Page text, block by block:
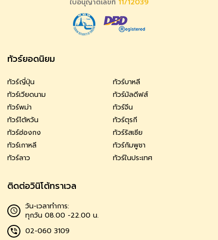
ใบอนุญาตเลขที่ 11/12039
ทัวร์ยอดนิยม
ทัวร์ญี่ปุ่น
ทัวร์บาหลี
ทัวร์เวียดนาม
ทัวร์มัลดีฟส์
ทัวร์พม่า
ทัวร์จีน
ทัวร์ไต้หวัน
ทัวร์ตุรกี
ทัวร์ฮ่องกง
ทัวร์รัสเซีย
ทัวร์เกาหลี
ทัวร์กัมพูชา
ทัวร์ลาว
ทัวร์ในประเทศ
ติดต่อวินิโต้ทราเวล
วัน-เวลาทำการ:
ทุกวัน 08.00 -22.00 น.
02-060 3109